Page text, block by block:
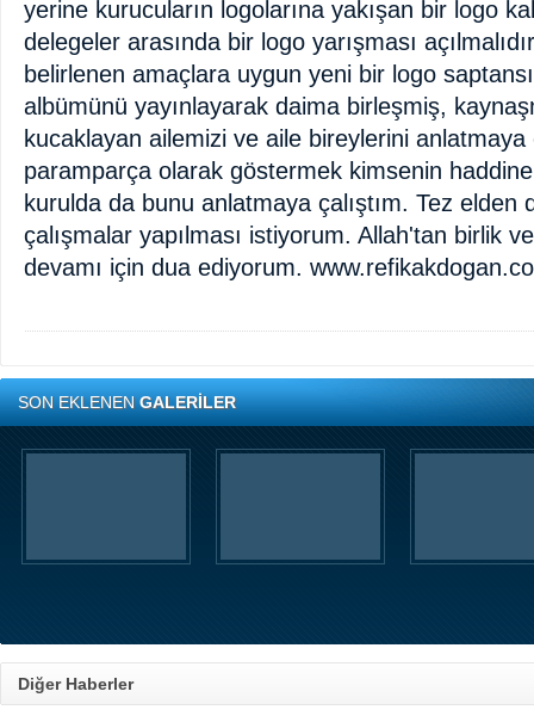
yerine kurucuların logolarına yakışan bir logo
delegeler arasında bir logo yarışması
belirlenen amaçlara uygun yeni bir logo
albümünü yayınlayarak daima birleşmiş,
kucaklayan ailemizi ve aile bireylerini anlatmaya
paramparça olarak göstermek kimsenin
kurulda da bunu anlatmaya çalıştım. Tez elden
çalışmalar yapılması istiyorum. Allah'tan birlik
devamı için dua ediyorum.
SON EKLENENGALERİLER
Diğer Haberler